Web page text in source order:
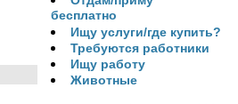
бесплатно
Ищу услуги/где купить?
Требуются работники
Ищу работу
Животные